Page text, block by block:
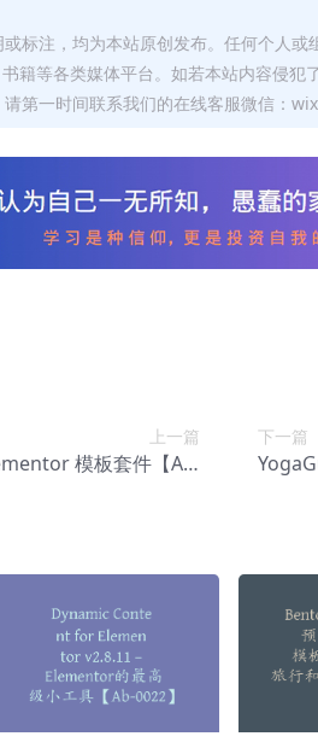
标注，均为本站原创发布。任何个人
籍等各类媒体平台。如若本站内容侵犯
第一时间联系我们的在线客服微信：
上一篇
模板套件【Aa-
下一篇